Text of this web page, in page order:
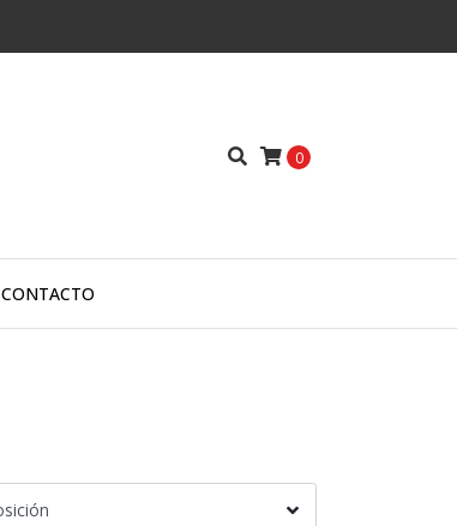
0
CONTACTO